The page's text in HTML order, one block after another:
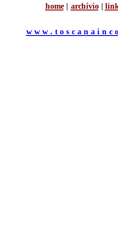
home | archivio |
w w w . t o s c a n a i n c